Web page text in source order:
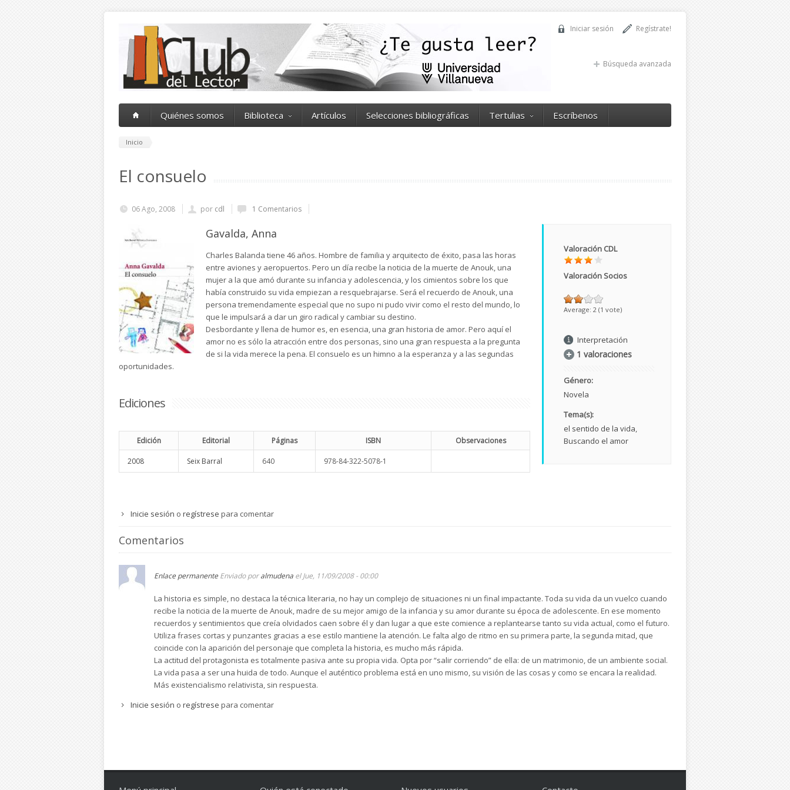
Regístrate!
Iniciar sesión
Búsqueda avanzada
Quiénes somos Biblioteca Artículos Selecciones bibliográficas Tertulias Escríbenos
Inicio
El consuelo
06 Ago, 2008 por cdl 1 Comentarios
Gavalda, Anna
Charles Balanda tiene 46 años. Hombre de familia y arquitecto de éxito, pasa las horas
entre aviones y aeropuertos. Pero un día recibe la noticia de la muerte de Anouk, una
mujer a la que amó durante su infancia y adolescencia, y los cimientos sobre los que
había construido su vida empiezan a resquebrajarse. Será el recuerdo de Anouk, una
persona tremendamente especial que no supo ni pudo vivir como el resto del mundo, lo
que le impulsará a dar un giro radical y cambiar su destino.
Desbordante y llena de humor es, en esencia, una gran historia de amor. Pero aquí el
amor no es sólo la atracción entre dos personas, sino una gran respuesta a la pregunta
de si la vida merece la pena. El consuelo es un himno a la esperanza y a las segundas
oportunidades.
Ediciones
Edición Editorial Páginas ISBN Observaciones
2008 Seix Barral 640 978-84-322-5078-1
Valoración CDL
Valoración Socios
Average: 2 (1 vote)
Interpretación
1 valoraciones
Género:
Novela
Tema(s):
el sentido de la vida
Buscando el amor
Inicie sesión o regístrese para comentar
Comentarios
Enlace permanente Enviado poralmudena el Jue, 11/09/2008 - 00:00
La historia es simple, no destaca la técnica literaria, no hay un complejo de situaciones ni un final impactante. Toda su vida da un vuelco cuando
recibe la noticia de la muerte de Anouk, madre de su mejor amigo de la infancia y su amor durante su época de adolescente. En ese momento
recuerdos y sentimientos que creía olvidados caen sobre él y dan lugar a que este comience a replantearse tanto su vida actual, como el futuro.
Utiliza frases cortas y punzantes gracias a ese estilo mantiene la atención. Le falta algo de ritmo en su primera parte, la segunda mitad, que
coincide con la aparición del personaje que completa la historia, es mucho más rápida.
La actitud del protagonista es totalmente pasiva ante su propia vida. Opta por “salir corriendo” de ella: de un matrimonio, de un ambiente social.
La vida pasa a ser una huida de todo. Aunque el auténtico problema está en uno mismo, su visión de las cosas y como se encara la realidad.
Más existencialismo relativista, sin respuesta.
Inicie sesión o regístrese para comentar